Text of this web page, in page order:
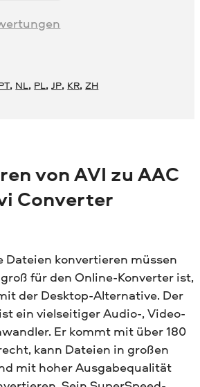
, NL, PL,JP, KR,ZH
von AVI zu AAC
Converter
Dateien konvertieren müssen
für den Online-Konverter ist,
der Desktop-Alternative. Der
ein vielseitiger Audio-, Video-
Er kommt mit über 180
kann Dateien in großen
mit hoher Ausgabequalität